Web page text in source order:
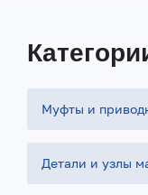
Муфты и
Детали и узлы